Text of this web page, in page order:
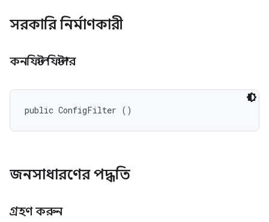
সরকারি নির্মাণকারী
কনফিল্ট ফিল্টার
public ConfigFilter ()
জনসাধারণের পদ্ধতি
গ্রহণ করুন